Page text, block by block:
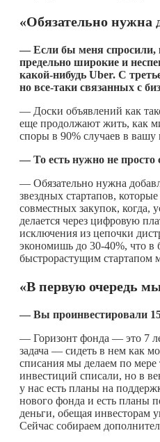
«Обязательно нужна
— Если бы меня спросили,
предельно широкие и
какой-нибудь Uber. С
но все-таки связанных с
— Доски объявлений как
еще продолжают жить, как
споры в 90% случаев в
— То есть нужно не просто
— Обязательно нужна
звездных стартапов,
совместных закупок, когда,
делается через цифровую
исключения из цепочки
экономишь до 30-40%, что в
быстрорастущим стартапом
«В первую очередь
— Вы проинвестировали
— Горизонт фонда — это 7
задача — сидеть в нем как
списания мы делаем по мере
инвестиций списали, но в
у нас есть планы на
нового фонда и есть планы
деньги, обещая инвесторам
Сейчас собираем